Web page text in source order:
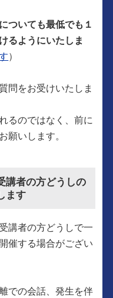
ついても最低でも１
るようにいたしま
）
問をお受けいたしま
るのではなく、前に
願いします。
講者の方どうしの
ます
講者の方どうしで一
催する場合がござい
での会話、発生を伴